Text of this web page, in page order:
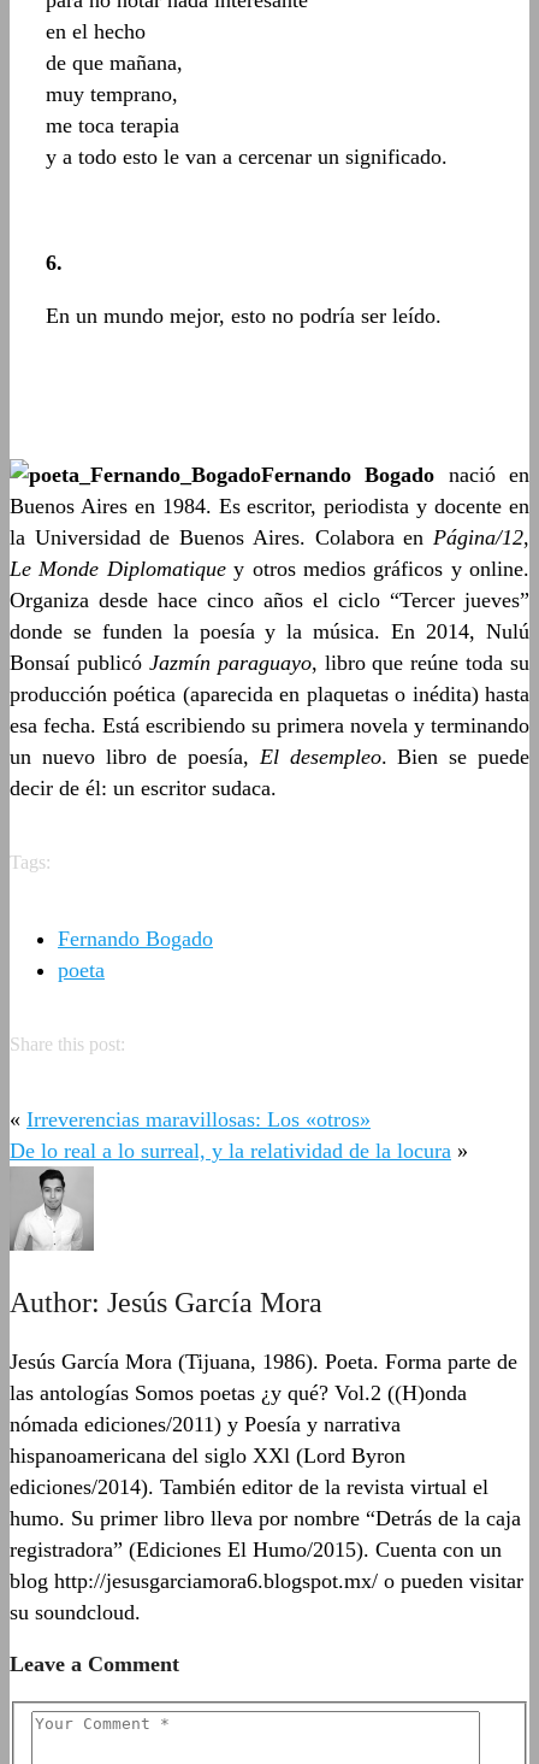
en el hecho
de que mañana,
muy temprano,
me toca terapia
y a todo esto le van a cercenar un significado.
6.
En un mundo mejor, esto no podría ser leído.
Fernando Bogado nació en
Buenos Aires en 1984. Es escritor, periodista y docente en
la Universidad de Buenos Aires. Colabora en Página/12,
Le Monde Diplomatiquey otros medios gráficos y online.
Organiza desde hace cinco años el ciclo “Tercer jueves”
donde se funden la poesía y la música. En 2014, Nulú
Bonsaí publicó Jazmín paraguayo, libro que reúne toda su
producción poética (aparecida en plaquetas o inédita) hasta
esa fecha. Está escribiendo su primera novela y terminando
un nuevo libro de poesía, El desempleo. Bien se puede
decir de él: un escritor sudaca.
Tags:
Fernando Bogado
poeta
Share this post:
« Irreverencias maravillosas: Los «otros»
De lo real a lo surreal, y la relatividad de la locura »
Author: Jesús García Mora
Jesús García Mora (Tijuana, 1986). Poeta. Forma parte de
las antologías Somos poetas ¿y qué? Vol.2 ((H)onda
nómada ediciones/2011) y Poesía y narrativa
hispanoamericana del siglo XXl (Lord Byron
ediciones/2014). También editor de la revista virtual el
humo. Su primer libro lleva por nombre “Detrás de la caja
registradora” (Ediciones El Humo/2015). Cuenta con un
blog http://jesusgarciamora6.blogspot.mx/ o pueden visitar
su soundcloud.
Leave a Comment